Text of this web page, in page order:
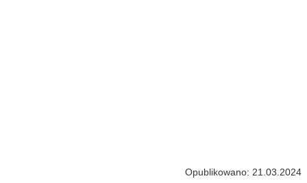
Opublikowano: 21.03.2024